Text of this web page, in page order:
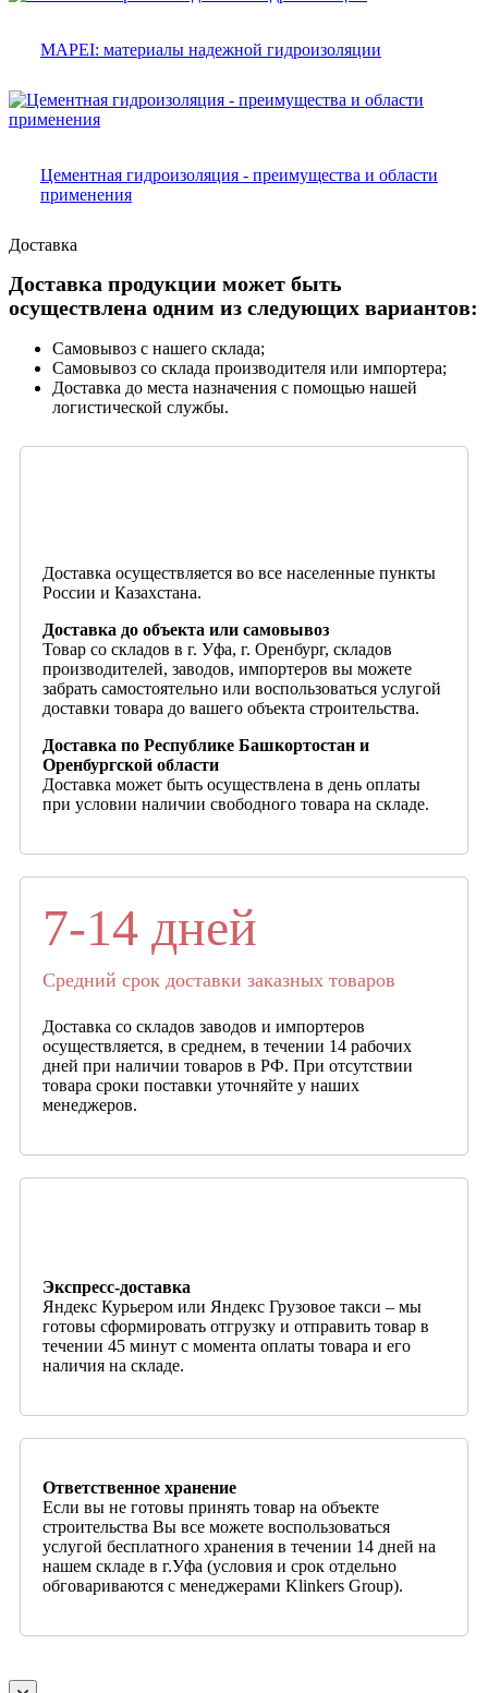
MAPEI: материалы надежной гидроизоляции
Цементная гидроизоляция - преимущества и области
применения
Доставка
Доставка продукции может быть
осуществлена одним из следующих вариантов:
Самовывоз с нашего склада;
Самовывоз со склада производителя или импортера;
Доставка до места назначения с помощью нашей
логистической службы.
Доставка осуществляется во все населенные пункты
России и Казахстана.
Доставка до объекта или самовывоз
Товар со складов в г. Уфа, г. Оренбург, складов
производителей, заводов, импортеров вы можете
забрать самостоятельно или воспользоваться услугой
доставки товара до вашего объекта строительства.
Доставка по Республике Башкортостан и
Оренбургской области
Доставка может быть осуществлена в день оплаты
при условии наличии свободного товара на складе.
7-14 дней
Средний срок доставки заказных товаров
Доставка со складов заводов и импортеров
осуществляется, в среднем, в течении 14 рабочих
дней при наличии товаров в РФ. При отсутствии
товара сроки поставки уточняйте у наших
менеджеров.
Экспресс-доставка
Яндекс Курьером или Яндекс Грузовое такси – мы
готовы сформировать отгрузку и отправить товар в
течении 45 минут с момента оплаты товара и его
наличия на складе.
Ответственное хранение
Если вы не готовы принять товар на объекте
строительства Вы все можете воспользоваться
услугой бесплатного хранения в течении 14 дней на
нашем складе в г.Уфа (условия и срок отдельно
обговариваются с менеджерами Klinkers Group).